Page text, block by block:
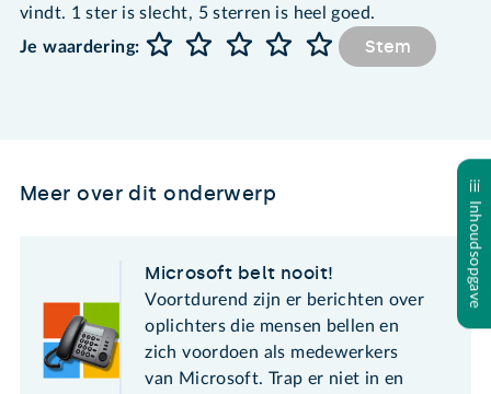
Inhoudsopgave
vindt. 1 ster is slecht, 5 sterren is heel goed.
Je waardering:
Stem
Meer over dit onderwerp
Microsoft belt nooit!
Voortdurend zijn er berichten over
oplichters die mensen bellen en
zich voordoen als medewerkers
van Microsoft. Trap er niet in en